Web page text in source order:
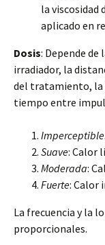
la viscosidad
aplicado en
Dosis: Depende
irradiador, la
del tratamiento, la
tiempo entre
Imperceptible.
Suave: Calor
Moderada:
Fuerte: Calor
La frecuencia y la
proporcionales.